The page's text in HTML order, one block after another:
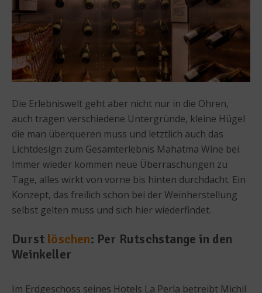
Die Erlebniswelt geht aber nicht nur in die Ohren,
auch tragen verschiedene Untergründe, kleine Hügel
die man überqueren muss und letztlich auch das
Lichtdesign zum Gesamterlebnis Mahatma Wine bei.
Immer wieder kommen neue Überraschungen zu
Tage, alles wirkt von vorne bis hinten durchdacht. Ein
Konzept, das freilich schon bei der Weinherstellung
selbst gelten muss und sich hier wiederfindet.
Durst löschen: Per Rutschstange in den
Weinkeller
Im Erdgeschoss seines Hotels La Perla betreibt Michil